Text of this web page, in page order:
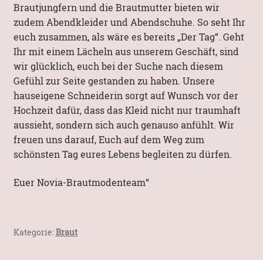
Brautjungfern und die Brautmutter bieten wir
zudem Abendkleider und Abendschuhe. So seht Ihr
euch zusammen, als wäre es bereits „Der Tag“. Geht
Ihr mit einem Lächeln aus unserem Geschäft, sind
wir glücklich, euch bei der Suche nach diesem
Gefühl zur Seite gestanden zu haben. Unsere
hauseigene Schneiderin sorgt auf Wunsch vor der
Hochzeit dafür, dass das Kleid nicht nur traumhaft
aussieht, sondern sich auch genauso anfühlt. Wir
freuen uns darauf, Euch auf dem Weg zum
schönsten Tag eures Lebens begleiten zu dürfen.
Euer Novia-Brautmodenteam“
Kategorie:Braut